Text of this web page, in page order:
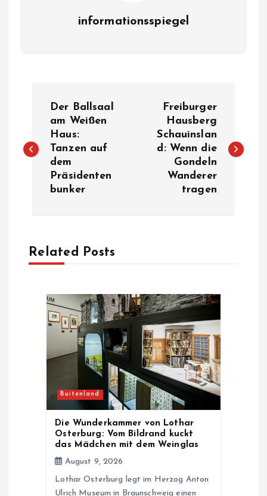
informationsspiegel
s
a
v
Der Ballsaal
am Weißen
Haus:
Tanzen auf
dem
Präsidenten
bunker
Freiburger
Hausberg
Schauinslan
d: Wenn die
Gondeln
Wanderer
tragen
Related Posts
Buitenland
Die Wunderkammer von Lothar
Osterburg: Vom Bildrand kuckt
das Mädchen mit dem Weinglas
August 9, 2026
Lothar Osterburg legt im Herzog Anton
Ulrich Museum in Braunschweig einen